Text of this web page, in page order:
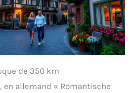
de 350 km
, en allemand « Romantische